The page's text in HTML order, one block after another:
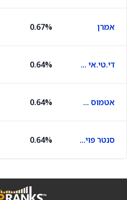
אמרן 0.67%
די.טי.אי אנרג'י 0.64%
אטמוס אנרג'י 0.64%
סנטר פוינט אנרג'י 0.64%